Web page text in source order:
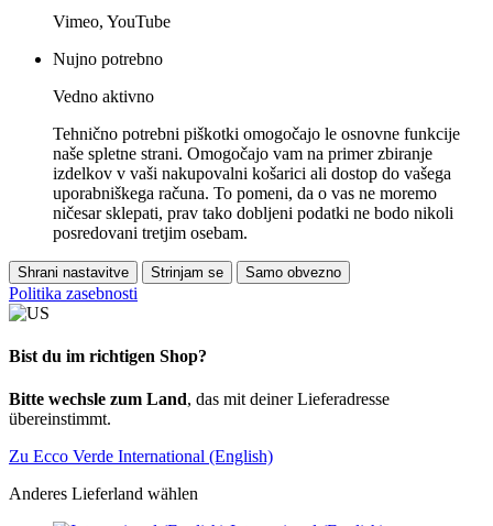
Vimeo, YouTube
Nujno potrebno
Vedno aktivno
Tehnično potrebni piškotki omogočajo le osnovne funkcije
naše spletne strani. Omogočajo vam na primer zbiranje
izdelkov v vaši nakupovalni košarici ali dostop do vašega
uporabniškega računa. To pomeni, da o vas ne moremo
ničesar sklepati, prav tako dobljeni podatki ne bodo nikoli
posredovani tretjim osebam.
Shrani nastavitve Strinjam se Samo obvezno
Politika zasebnosti
Bist du im richtigen Shop?
Bitte wechsle zum Land, das mit deiner Lieferadresse
übereinstimmt.
Zu Ecco Verde International (English)
Anderes Lieferland wählen